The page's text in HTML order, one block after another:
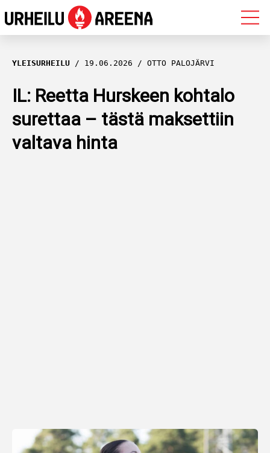
OLYMPIALAISET
MAASTOHIIHTO
AMPUMAHIIHTO
YLEISURHEILU
YLEISURHEILU 19.06.2026 OTTO PALOJÄRVI
IL: Reetta Hurskeen kohtalo
surettaa – tästä maksettiin
valtava hinta